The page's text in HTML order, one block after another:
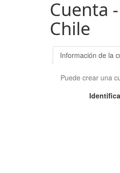
Cuenta
Chile
Información de la
Puede crear una